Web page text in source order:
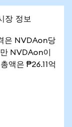
정보
은 NVDAon당
NVDAon이
액은 ₱26.11억